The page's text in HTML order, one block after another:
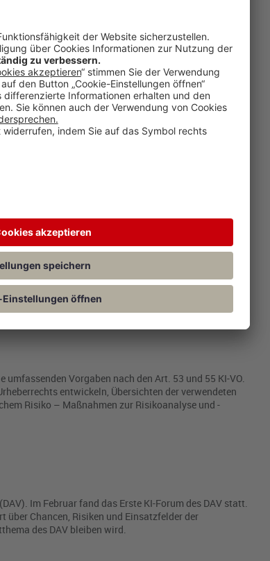
Lage ist, möglichst viele Menschen mitzunehmen.
Erfüllen die beiden Verordnungsvorschläge, die uns
im Unternehmen bilden. Sie haben
stehen dem Vorstand zugleich als strategischer
für die anwaltliche oder juristische Tätigkeit. Was
der Klügste unter uns ist. Immerhin: anders wird es.
Vorgaben nach den Art. 53 und 55 KI-VO.
entwickeln, Übersichten der verwendeten
Risiko – Maßnahmen zur Risikoanalyse und -
Im Februar fand das Erste KI-Forum des DAV statt.
über Chancen, Risiken und Einsatzfelder der
des DAV bleiben wird.